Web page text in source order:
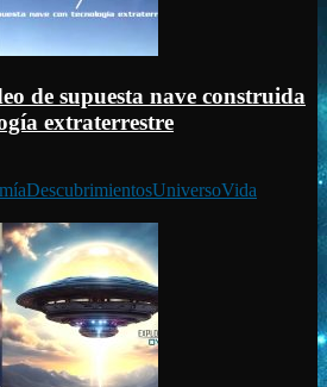
de supuesta nave construida
extraterrestre
DescubrimientosUniversoVida